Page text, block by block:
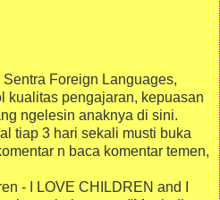
Foreign Languages,
kualitas pengajaran, kepuasan
ngelesin anaknya di sini.
tiap 3 hari sekali musti buka
n baca komentar temen,
- I LOVE CHILDREN and I